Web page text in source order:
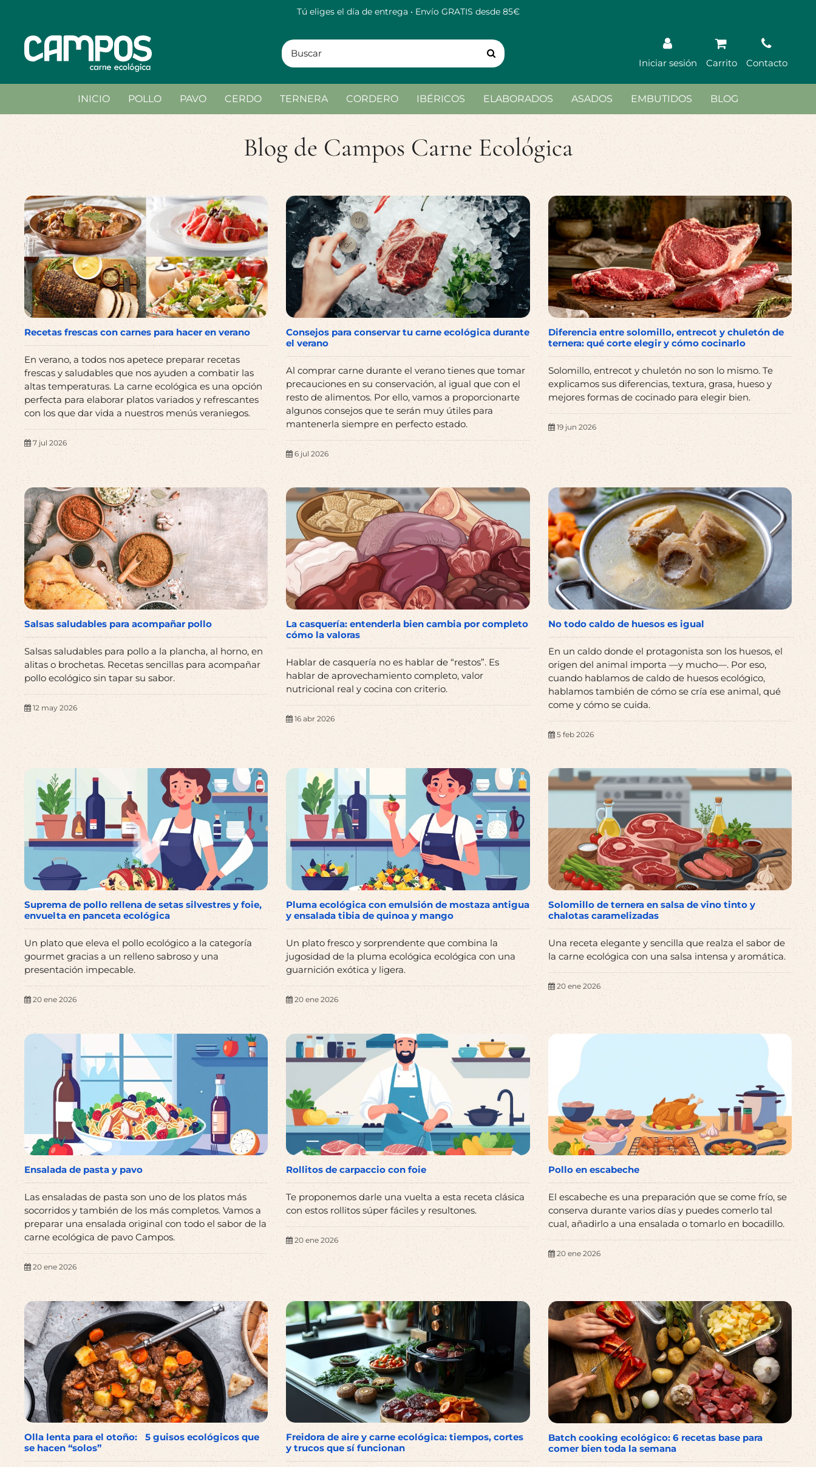
Tú eliges el día de entrega • Envío GRATIS desde 85€
Iniciar sesión Carrito Contacto
INICIO POLLO PAVO CERDO TERNERA CORDERO IBÉRICOS ELABORADOS ASADOS EMBUTIDOS BLOG
Blog de Campos Carne Ecológica
Recetas frescas con carnes para hacer en verano
En verano, a todos nos apetece preparar recetas
frescas y saludables que nos ayuden a combatir las
altas temperaturas. La carne ecológica es una opción
perfecta para elaborar platos variados y refrescantes
con los que dar vida a nuestros menús veraniegos.
7 jul 2026
Consejos para conservar tu carne ecológica durante
el verano
Al comprar carne durante el verano tienes que tomar
precauciones en su conservación, al igual que con el
resto de alimentos. Por ello, vamos a proporcionarte
algunos consejos que te serán muy útiles para
mantenerla siempre en perfecto estado.
6 jul 2026
Diferencia entre solomillo, entrecot y chuletón de
ternera: qué corte elegir y cómo cocinarlo
Solomillo, entrecot y chuletón no son lo mismo. Te
explicamos sus diferencias, textura, grasa, hueso y
mejores formas de cocinado para elegir bien.
19 jun 2026
Salsas saludables para acompañar pollo
Salsas saludables para pollo a la plancha, al horno, en
alitas o brochetas. Recetas sencillas para acompañar
pollo ecológico sin tapar su sabor.
12 may 2026
La casquería: entenderla bien cambia por completo
cómo la valoras
Hablar de casquería no es hablar de “restos”. Es
hablar de aprovechamiento completo, valor
nutricional real y cocina con criterio.
16 abr 2026
No todo caldo de huesos es igual
En un caldo donde el protagonista son los huesos, el
origen del animal importa —y mucho—. Por eso,
cuando hablamos de caldo de huesos ecológico,
hablamos también de cómo se cría ese animal, qué
come y cómo se cuida.
5 feb 2026
Suprema de pollo rellena de setas silvestres y foie,
envuelta en panceta ecológica
Un plato que eleva el pollo ecológico a la categoría
gourmet gracias a un relleno sabroso y una
presentación impecable.
20 ene 2026
Pluma ecológica con emulsión de mostaza antigua
y ensalada tibia de quinoa y mango
Un plato fresco y sorprendente que combina la
jugosidad de la pluma ecológica ecológica con una
guarnición exótica y ligera.
20 ene 2026
Solomillo de ternera en salsa de vino tinto y
chalotas caramelizadas
Una receta elegante y sencilla que realza el sabor de
la carne ecológica con una salsa intensa y aromática.
20 ene 2026
Ensalada de pasta y pavo
Las ensaladas de pasta son uno de los platos más
socorridos y también de los más completos. Vamos a
preparar una ensalada original con todo el sabor de la
carne ecológica de pavo Campos.
20 ene 2026
Rollitos de carpaccio con foie
Te proponemos darle una vuelta a esta receta clásica
con estos rollitos súper fáciles y resultones.
20 ene 2026
Pollo en escabeche
El escabeche es una preparación que se come frío, se
conserva durante varios días y puedes comerlo tal
cual, añadirlo a una ensalada o tomarlo en bocadillo.
20 ene 2026
Olla lenta para el otoño: 5 guisos ecológicos que
se hacen “solos”
Freidora de aire y carne ecológica: tiempos, cortes
y trucos que sí funcionan
Batch cooking ecológico: 6 recetas base para
comer bien toda la semana